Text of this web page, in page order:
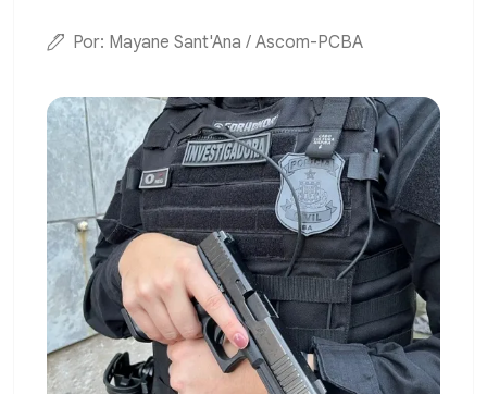
Por: Mayane Sant'Ana / Ascom-PCBA